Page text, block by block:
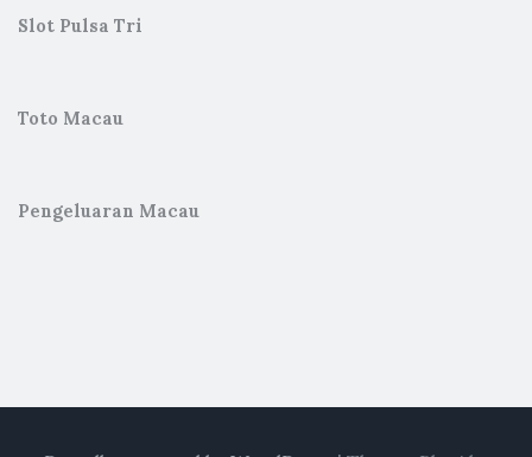
Slot Pulsa Tri
Toto Macau
Pengeluaran Macau